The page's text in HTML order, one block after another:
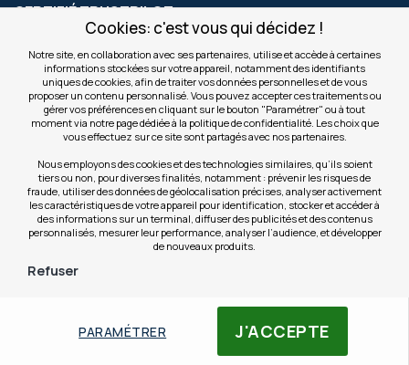
J'ACCEPTE
PARAMÉTRER
Cookies: c'est vous qui décidez !
Notre site, en collaboration avec ses partenaires, utilise et accède à certaines
informations stockées sur votre appareil, notamment des identifiants
uniques de cookies, afin de traiter vos données personnelles et de vous
proposer un contenu personnalisé. Vous pouvez accepter ces traitements ou
gérer vos préférences en cliquant sur le bouton "Paramétrer" ou à tout
moment via notre page dédiée à la politique de confidentialité. Les choix que
vous effectuez sur ce site sont partagés avec nos partenaires.
Nous employons des cookies et des technologies similaires, qu’ils soient
tiers ou non, pour diverses finalités, notamment : prévenir les risques de
fraude, utiliser des données de géolocalisation précises, analyser activement
les caractéristiques de votre appareil pour identification, stocker et accéder à
des informations sur un terminal, diffuser des publicités et des contenus
personnalisés, mesurer leur performance, analyser l’audience, et développer
de nouveaux produits.
Refuser
CERTIFIÉ TRUSTPILOT
TrustScore 4.5avec +21400avis
AIDE
LA SOCIÉTÉ
S'INSCRIRE AUX OFFRES COMMERCIALES
Valider